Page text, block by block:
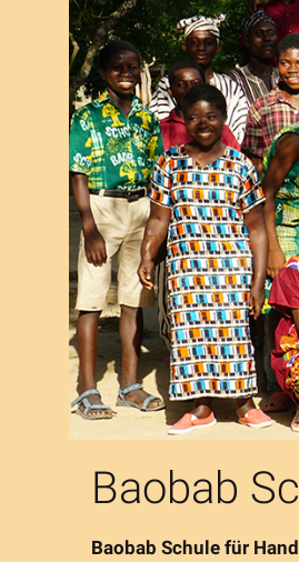
Baobab
Baobab Schule für